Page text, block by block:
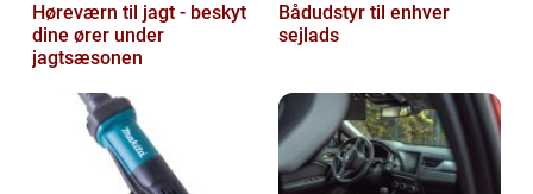
Høreværn til jagt - beskyt
dine ører under
jagtsæsonen
Bådudstyr til enhver
sejlads